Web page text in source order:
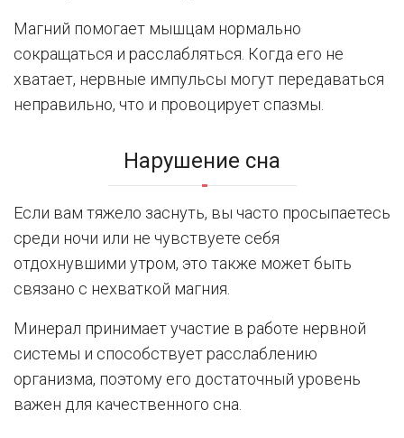
Магний помогает мышцам нормально
сокращаться и расслабляться. Когда его не
хватает, нервные импульсы могут передаваться
неправильно, что и провоцирует спазмы.
Нарушение сна
Если вам тяжело заснуть, вы часто просыпаетесь
среди ночи или не чувствуете себя
отдохнувшими утром, это также может быть
связано с нехваткой магния.
Минерал принимает участие в работе нервной
системы и способствует расслаблению
организма, поэтому его достаточный уровень
важен для качественного сна.